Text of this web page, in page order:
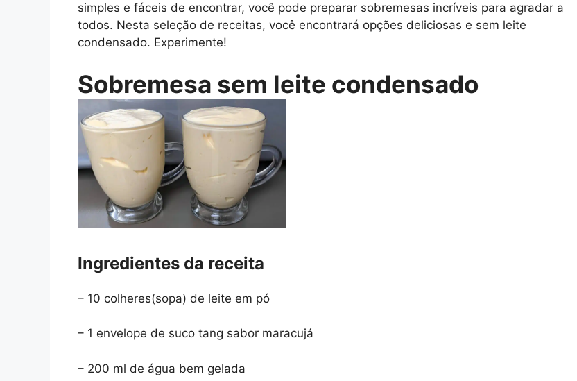
simples e fáceis de encontrar, você pode preparar sobremesas incríveis para agradar a
todos. Nesta seleção de receitas, você encontrará opções deliciosas e sem leite
condensado. Experimente!
Sobremesa sem leite condensado
Ingredientes da receita
– 10 colheres(sopa) de leite em pó
– 1 envelope de suco tang sabor maracujá
– 200 ml de água bem gelada